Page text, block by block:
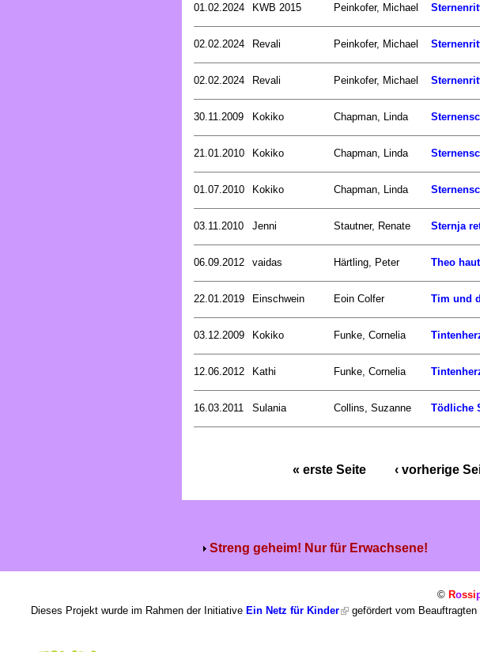
01.02.2024 KWB 2015 Peinkofer, Michael
02.02.2024 Revali Peinkofer, Michael
02.02.2024 Revali Peinkofer, Michael
30.11.2009 Kokiko Chapman, Linda
21.01.2010 Kokiko Chapman, Linda
01.07.2010 Kokiko Chapman, Linda
03.11.2010 Jenni Stautner, Renate Sternja
06.09.2012 vaidas Härtling, Peter Theo
22.01.2019 Einschwein Eoin Colfer Tim und
03.12.2009 Kokiko Funke, Cornelia
12.06.2012 Kathi Funke, Cornelia
16.03.2011 Sulania Collins, Suzanne Tödliche
« erste Seite ‹ vorherige
Streng geheim! Nur für Erwachsene!
© Rossi
Dieses Projekt wurde im Rahmen der Initiative Ein Netz für Kinder
gefördert vom